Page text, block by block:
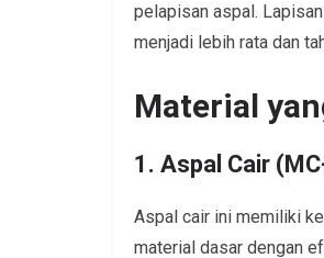
pelapisan aspal.
menjadi lebih rata dan
Material
1. Aspal Cair
Aspal cair ini memiliki
material dasar dengan